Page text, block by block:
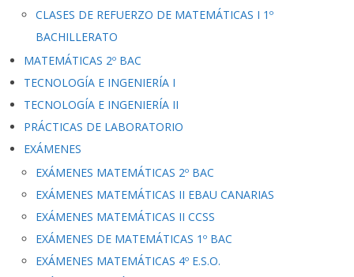
CLASES DE REFUERZO DE MATEMÁTICAS I 1º
BACHILLERATO
MATEMÁTICAS 2º BAC
TECNOLOGÍA E INGENIERÍA I
TECNOLOGÍA E INGENIERÍA II
PRÁCTICAS DE LABORATORIO
EXÁMENES
EXÁMENES MATEMÁTICAS 2º BAC
EXÁMENES MATEMÁTICAS II EBAU CANARIAS
EXÁMENES MATEMÁTICAS II CCSS
EXÁMENES DE MATEMÁTICAS 1º BAC
EXÁMENES MATEMÁTICAS 4º E.S.O.